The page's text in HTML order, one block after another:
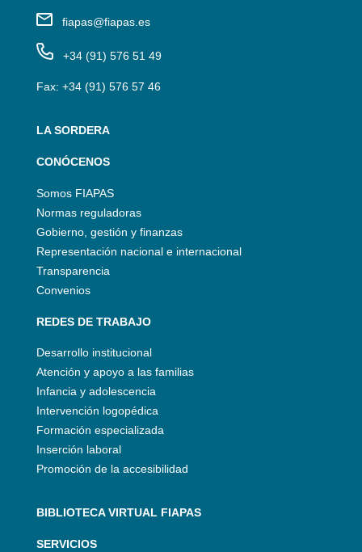
fiapas@fiapas.es
+34 (91) 576 51 49
Fax: +34 (91) 576 57 46
LA SORDERA
CONÓCENOS
Somos FIAPAS
Normas reguladoras
Gobierno, gestión y finanzas
Representación nacional e internacional
Transparencia
Convenios
REDES DE TRABAJO
Desarrollo institucional
Atención y apoyo a las familias
Infancia y adolescencia
Intervención logopédica
Formación especializada
Inserción laboral
Promoción de la accesibilidad
BIBLIOTECA VIRTUAL FIAPAS
SERVICIOS